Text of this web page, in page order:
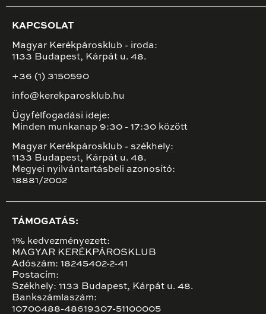
KAPCSOLAT
Magyar Kerékpárosklub - iroda:
1133 Budapest, Kárpát u. 48.
+36 (1) 3150590
info@kerekparosklub.hu
Ügyfélfogadási ideje:
Minden munkanap 9:30 - 17:30 között
Magyar Kerékpárosklub - székhely:
1133 Budapest, Kárpát u. 48.
Megyei nyilvántartásbeli azonosító:
18881/2002
TÁMOGATÁS:
1% kedvezményezett:
MAGYAR KERÉKPÁROSKLUB
Adószám: 18245402-2-41
Postacím:
Székhely: 1133 Budapest, Kárpát u. 48.
Bankszámlaszám:
10700488-48619307-51100005